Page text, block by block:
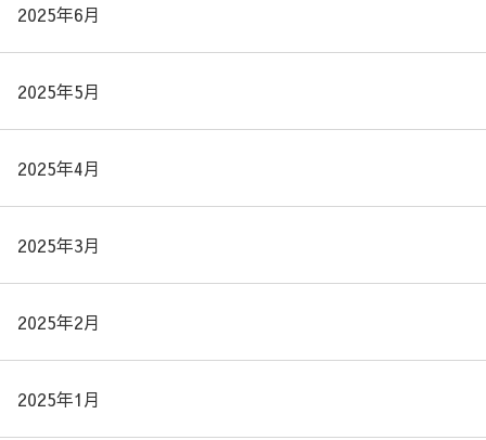
2025年6月
2025年5月
2025年4月
2025年3月
2025年2月
2025年1月